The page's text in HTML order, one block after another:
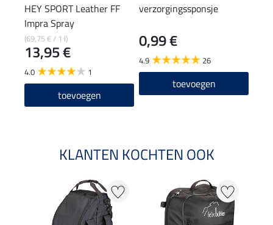
HEY SPORT Leather FF
Impra Spray
(69,75 € / 1 l)
13,95 €
4.0 1
toevoegen
verzorgingssponsje
0,99 €
4.9 26
toevoegen
KLANTEN KOCHTEN OOK